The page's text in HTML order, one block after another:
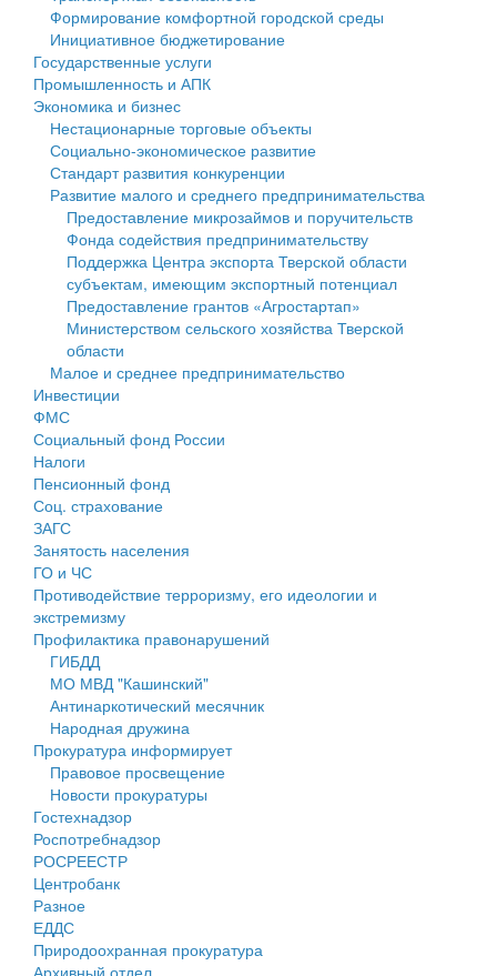
Государственные услуги
Промышленность и АПК
Экономика и бизнес
Символика
Устав
Гостям округа
Туризм
Культура
Образование
Здравоохранение
Социальная защита
Фотоальбом
муниципального округа Тверской области
Администрация Кашинского муниципального округа
Тверской области
Управление сельскими территориями
Открытые данные
Работа с обращениями граждан
Муниципальный контроль
Муниципальные услуги
Проекты административных регламентов
Антимонопольный комплаенс
Противодействие коррупции
Финансовое управление
Бюджет для граждан
Имущество
Выявление правообладателей ранее учтенных
объектов недвижимости
Имущественная поддержка субъектов малого и
среднего предпринимательства
Информационная поддержка субъектов малого и
среднего предпринимательства
Муниципальные программы
Контрольно-счетная палата
Персональные данные
Оценка регулирующего воздействия
Деятельность МУ
Нормативы градостроительного проектирования
Правила землепользования и застройки
Генеральные планы
Проекты планировки территории
Собрание депутатов
Городское поселение
Сельские поселения
Формирование комфортной городской среды
Инициативное бюджетирование
Государственные услуги
Промышленность и АПК
Экономика и бизнес
Нестационарные торговые объекты
Социально-экономическое развитие
Стандарт развития конкуренции
Развитие малого и среднего предпринимательства
Предоставление микрозаймов и поручительств
Фонда содействия предпринимательству
Поддержка Центра экспорта Тверской области
субъектам, имеющим экспортный потенциал
Предоставление грантов «Агростартап»
Министерством сельского хозяйства Тверской
области
Малое и среднее предпринимательство
Инвестиции
ФМС
Социальный фонд России
Налоги
Пенсионный фонд
Соц. страхование
ЗАГС
Занятость населения
ГО и ЧС
Противодействие терроризму, его идеологии и
экстремизму
Профилактика правонарушений
ГИБДД
МО МВД "Кашинский"
Антинаркотический месячник
Народная дружина
Прокуратура информирует
Правовое просвещение
Новости прокуратуры
Гостехнадзор
Роспотребнадзор
РОСРЕЕСТР
Центробанк
Разное
ЕДДС
Природоохранная прокуратура
Архивный отдел